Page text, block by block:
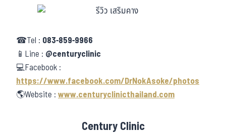
☎Tel : 083-859-9966
📱Line : @centuryclinic
💻Facebook :
https://www.facebook.com/DrNokAsoke/photos
🌎Website :www.centuryclinicthailand.com
Century Clinic